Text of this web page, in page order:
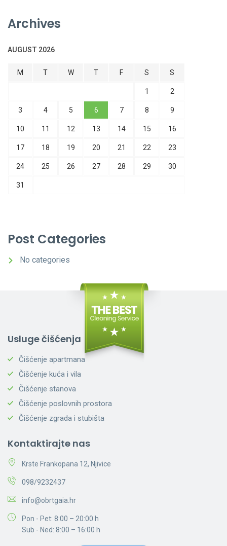
Archives
AUGUST 2026
M T W T F S S
1 2
3 4 5 6 7 8 9
10 11 12 13 14 15 16
17 18 19 20 21 22 23
24 25 26 27 28 29 30
31
Post Categories
No categories
Usluge čišćenja
Čišćenje apartmana
Čišćenje kuća i vila
Čišćenje stanova
Čišćenje poslovnih prostora
Čišćenje zgrada i stubišta
Kontaktirajte nas
Krste Frankopana 12, Njivice
098/9232437
info@obrtgaia.hr
Pon - Pet: 8:00 – 20:00 h
Sub - Ned: 8:00 – 16:00 h